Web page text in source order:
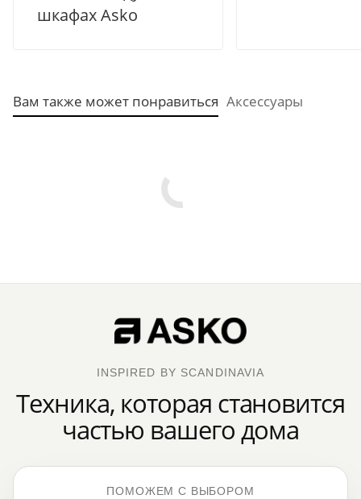
шкафах Asko
Вам также может понравиться Аксессуары
INSPIRED BY SCANDINAVIA
Техника, которая становится
частью вашего дома
ПОМОЖЕМ С ВЫБОРОМ